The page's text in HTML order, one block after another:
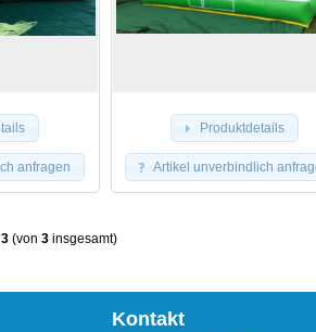
anfragen
Produktdetails
Artikel unverbindlich
3 (von 3 insgesamt)
Kontakt